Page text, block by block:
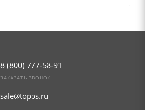
8 (800) 777-58-91
ЗАКАЗАТЬ ЗВОНОК
sale@topbs.ru